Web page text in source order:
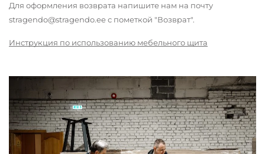
Для оформления возврата напишите нам на почту
stragendo@stragendo.ee с пометкой "Возврат".
Инструкция по использованию мебельного щита